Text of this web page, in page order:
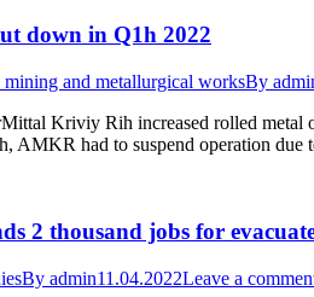
down in Q1h 2022
and metallurgical worksBy
Kriviy Rih increased rolled metal
AMKR had to suspend operation
2 thousand jobs for
By admin11.04.2022Leave a